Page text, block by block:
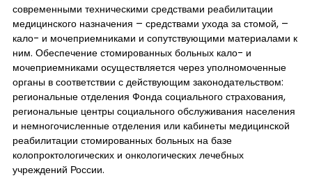
современными техническими средствами реабилитации
медицинского назначения – средствами ухода за стомой, –
кало- и мочеприемниками и сопутствующими материалами к
ним. Обеспечение стомированных больных кало- и
мочеприемниками осуществляется через уполномоченные
органы в соответствии с действующим законодательством:
региональные отделения Фонда социального страхования,
региональные центры социального обслуживания населения
и немногочисленные отделения или кабинеты медицинской
реабилитации стомированных больных на базе
колопроктологических и онкологических лечебных
учреждений России.